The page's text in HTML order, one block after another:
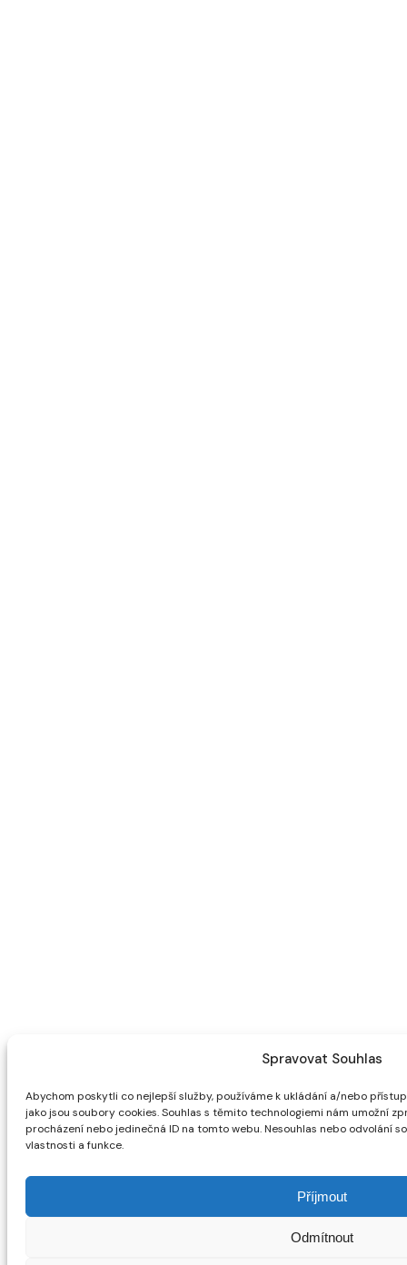
Spravovat Souhlas
Abychom poskytli co nejlepší služby, používáme k ukládání a/nebo
jako jsou soubory cookies. Souhlas s těmito technologiemi nám umožní
procházení nebo jedinečná ID na tomto webu. Nesouhlas nebo odvolání
vlastnosti a funkce.
Příjmout
Odmítnout